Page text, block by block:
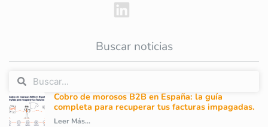
Buscar noticias
Cobro de morosos B2B en España: la guía
completa para recuperar tus facturas impagadas.
Leer Más...